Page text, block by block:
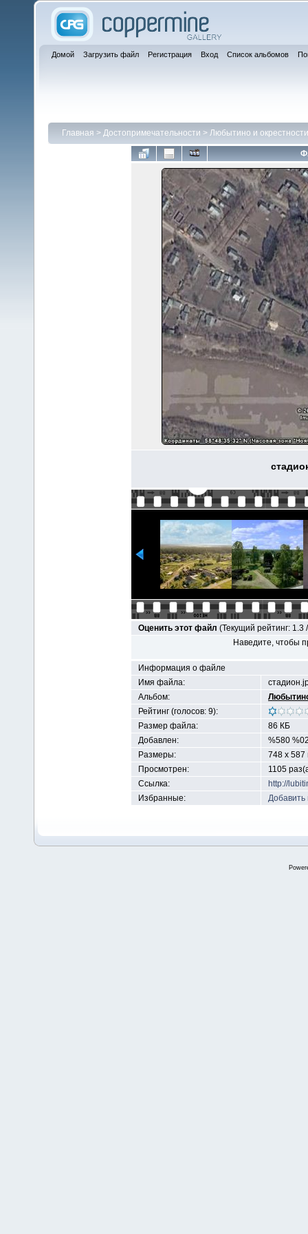
Домой Загрузить файл Регистрация Вход Список альбомов
Главная > Достопримечательности > Любытино и
Оценить этот файл (Текущий рейтинг: 1.3
Наведите, чтобы
Информация о файле
Имя файла:
Альбом:
Рейтинг (голосов: 9):
Размер файла:
86 КБ
Добавлен:
%580
Размеры:
748 x 587
Просмотрен:
1105
Ссылка:
http://
Избранные:
Добавить